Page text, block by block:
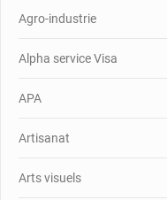
Agro-industrie
Alpha service Visa
APA
Artisanat
Arts visuels